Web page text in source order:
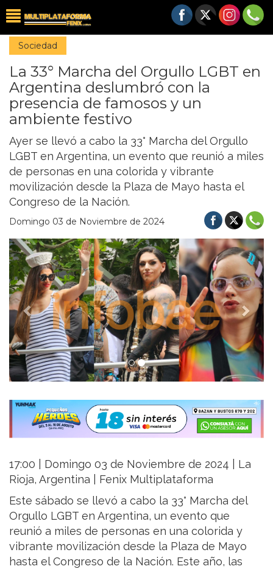
Sociedad
La 33° Marcha del Orgullo LGBT en
Argentina deslumbró con la
presencia de famosos y un
ambiente festivo
Ayer se llevó a cabo la 33° Marcha del Orgullo
LGBT en Argentina, un evento que reunió a miles
de personas en una colorida y vibrante
movilización desde la Plaza de Mayo hasta el
Congreso de la Nación.
Domingo 03 de Noviembre de 2024
Previous Next
17:00 | Domingo 03 de Noviembre de 2024 | La
Rioja, Argentina | Fenix Multiplataforma
Este sábado se llevó a cabo la 33° Marcha del
Orgullo LGBT en Argentina, un evento que
reunió a miles de personas en una colorida y
vibrante movilización desde la Plaza de Mayo
hasta el Congreso de la Nación. Este año, las